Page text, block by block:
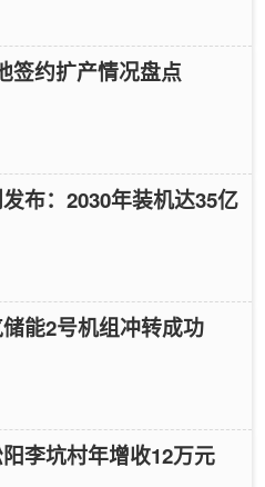
签约扩产情况盘点
布：2030年装机达35亿
能2号机组冲转成功
李坑村年增收12万元